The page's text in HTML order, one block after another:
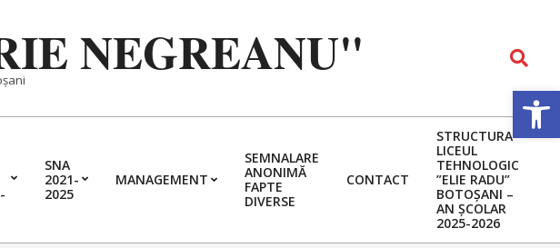
NEGREANU" Search
SNA
2021-
2025
MANAGEMENT
SEMNALARE
ANONIMĂ
FAPTE
DIVERSE
CONTACT
STRUCTURA
LICEUL
TEHNOLOGIC
”ELIE RADU”
BOTOȘANI –
AN ȘCOLAR
2025-2026